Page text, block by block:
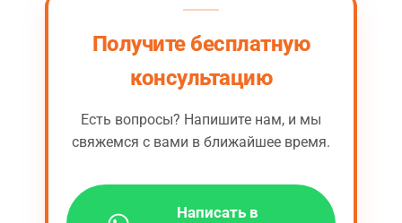
Получите бесплатную
консультацию
Есть вопросы? Напишите нам, и мы
свяжемся с вами в ближайшее время.
Написать в